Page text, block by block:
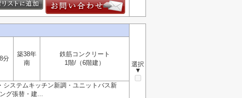
選択
▼
分
築38年
南
鉄筋コンクリート
1階/（6階建）
ステムキッチン新調・ユニットバス新
グ張替・建...